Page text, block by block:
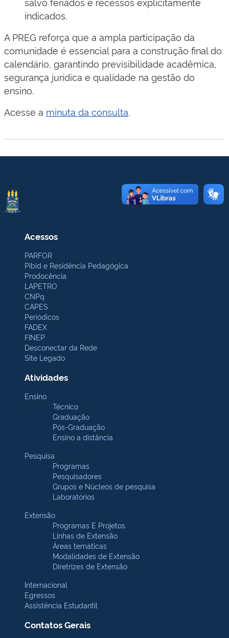
indicados.
A PREG reforça que a ampla participação da
comunidade é essencial para a construção final do
calendário, garantindo previsibilidade acadêmica,
segurança jurídica e qualidade na gestão do
ensino.
Acesse a minuta da consulta.
Acessos
PARFOR
Pibid e Residência Pedagógica
Prodocência
LAPETRO
CNPq
CAPES
Periódicos
FADEX
FINEP
Desconectar da Rede
Site Legado
Atividades
Ensino
Técnico
Graduação
Pós-Graduação
Ensino a distância
Pesquisa
Programas
Pesquisadores
Grupos e Núcleos de pesquisa
Laboratórios
Extensão
Programas E Projetos
Linhas de Extensão
Áreas temáticas
Modalidades de Extensão
Diretrizes de Extensão
Internacional
Egressos
Assistência Estudantil
Contatos Gerais